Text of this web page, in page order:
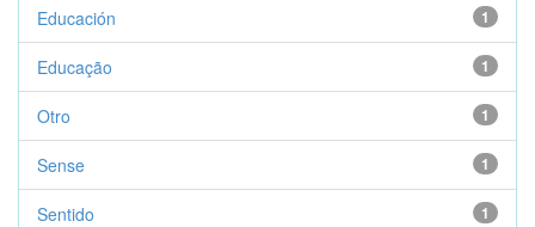
1
Educación
1
Educação
1
Otro
1
Sense
1
Sentido